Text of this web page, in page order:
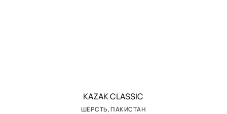
KAZAK CLASSIC
ШЕРСТЬ, ПАКИСТАН